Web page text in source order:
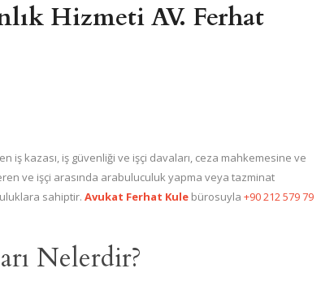
Hizmeti AV. Ferhat
iş kazası, iş güvenliği ve işçi davaları, ceza mahkemesine ve
ve işçi arasında arabuluculuk yapma veya tazminat
sahiptir. Avukat Ferhat Kule bürosuyla +90 212 579 79
Nelerdir?